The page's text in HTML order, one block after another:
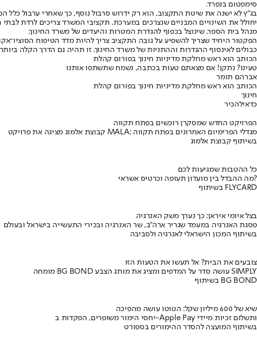
סימפטום בנפרד.
בג"ץ לא ישנה את שיטת התקצוב, הוא רק ידרוש סרבול נוסף, כך שאחרי ערבול
יחולל את השינויים המבניים שנצרכים במערכת. תקציבי המשרד צריכים לרדת
מנהל בית הספר, שינוצל בכפוף להגדרת המטרות והיעדים של משרד החינוך.
הפקטור היחיד שצריך להשפיע על גובה התקציב צריך להיות מדד הטיפוח
כבולים לאינסוף ההגדרות וההתניות של משרד החינוך. זו תהיה גם הדרך הקלה ביותר
הכותב הוא ראש מחלקת מדיניות חינוך בפורום קהלת
טעינו? נתקן! אם מצאתם טעות בכתבה, נשמח שתשתפו אותנו
אברהם תומר
הכותב הוא ראש מחלקת מדיניות חינוך בפורום קהלת
חינוך
כדאילהכיר
הפרויקט החדש שמסקרן רוכשים בפתח תקווה
קבוצת אלמוג מציגה את פרויקט MALA: מגדלי הפרימיום האחרונים בפתח תקווה
בשיתוף קבוצת אלמוג
כל ההטבות שמגיעות לכם
מה ההבדל בין מועדון תעופה וכרטיס אשראי?
בשיתוף FLYCARD
בצל איומי איראן: כך נערך משק האנרגיה
פסגת האנרגיה במעמד שגריר ארה"ב, שר האנרגיה ובכירי התעשייה בישראל ובעולם
בשיתוף המכון הישראלי לאנרגיה ולסביבה
צובעים את הבית? אל תעשו את הטעות הזו
מומחה BG BOND עושה סדר על המדפים ומציג את מותג הצבע SIMPLY
בשיתוף BG BOND
שיא של 600 מיליון שקל: הטוטו עושה מהפיכה
יחסי הימור משופרים, הפקדות ב-Apple Pay ותשלום זכיות מיידי
בשיתוף המועצה להסדר ההימורים בספורט